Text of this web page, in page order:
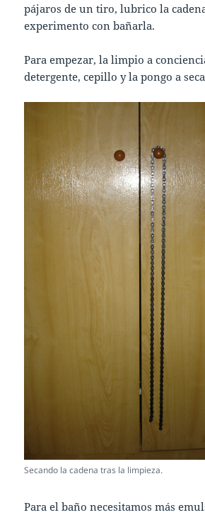
pájaros de un tiro, lubrico la
experimento con bañarla.
Para empezar, la limpio a
detergente, cepillo y la pongo a
Secando la cadena tras la limpieza.
Para el baño necesitamos más